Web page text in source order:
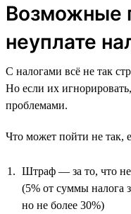
Возможные
неуплате
С налогами всё не так
Но если их
проблемами.
Что может пойти не так,
Штраф — за то, что
(5% от суммы налога
но не более 30%)